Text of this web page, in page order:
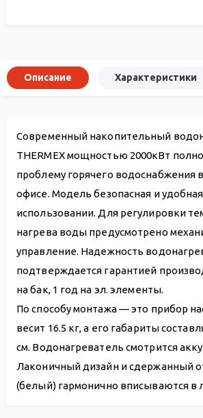
Описание Характеристики
Современный накопительный
THERMEX мощностью 2000кВт
проблему горячего водоснабжения
офисе. Модель безопасная и
использовании. Для регулировки
нагрева воды предусмотрено
управление. Надежность
подтверждается гарантией
на бак, 1 год на эл. элементы.
По способу монтажа — это прибор
весит 16.5 кг, а его габариты
см. Водонагреватель смотрится
Лаконичный дизайн и сдержанный
(белый) гармонично вписываются в